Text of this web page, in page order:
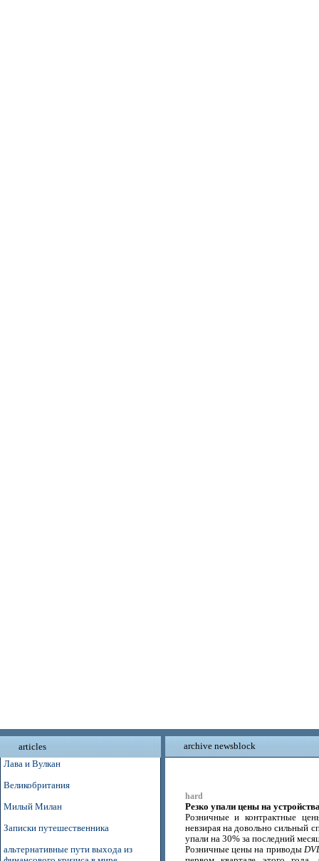
articles
Лава и Вулкан
Великобритания
Милый Милан
Записки путешественника
альтернативные пути выхода из
archive newsblock
hard
Резко упали цены на
Розничные и контрактные
невзирая на довольно сильный
упали на 30% за последний
Розничные цены на приводы